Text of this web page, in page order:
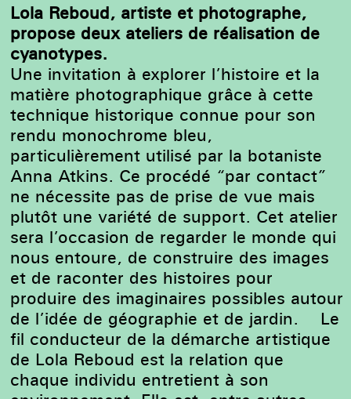
Lola Reboud, artiste et photographe,
propose deux ateliers de réalisation de
cyanotypes.
Une invitation à explorer l’histoire et la
matière photographique grâce à cette
technique historique connue pour son
rendu monochrome bleu,
particulièrement utilisé par la botaniste
Anna Atkins. Ce procédé “par contact”
ne nécessite pas de prise de vue mais
plutôt une variété de support. Cet atelier
sera l’occasion de regarder le monde qui
nous entoure, de construire des images
et de raconter des histoires pour
produire des imaginaires possibles autour
de l’idée de géographie et de jardin. Le
fil conducteur de la démarche artistique
de Lola Reboud est la relation que
chaque individu entretient à son